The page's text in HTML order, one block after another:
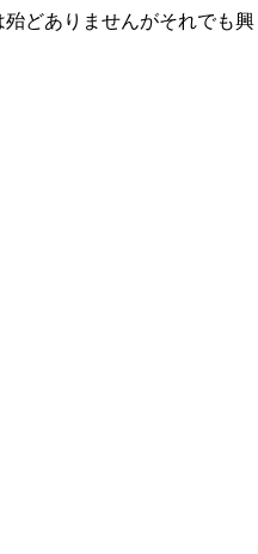
どありませんがそれでも興